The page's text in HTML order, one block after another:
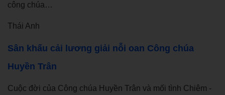
công chúa…
Thái Anh
Sân khấu cải lương giải nỗi oan Công chúa
Huyền Trân
Cuộc đời của Công chúa Huyền Trân và mối tình Chiêm -